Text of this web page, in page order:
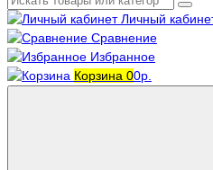
Личный
Сравнение
Избранное
Корзина 00р.